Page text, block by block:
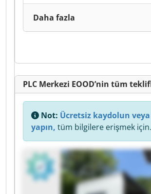
Daha fazla
PLC Merkezi EOOD’nin tüm
Not: Ücretsiz kaydolun
yapın, tüm bilgilere erişmek için.